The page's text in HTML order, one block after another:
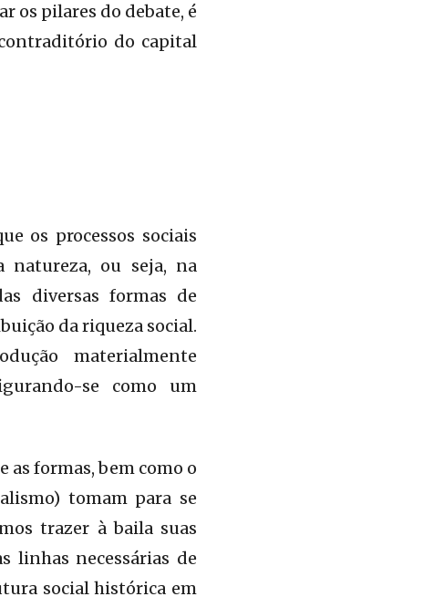
os pilares do debate, é
do capital
os processos sociais
natureza, ou seja, na
diversas formas de
da riqueza social.
materialmente
se como um
as formas, bem como o
tomam para se
trazer à baila suas
linhas necessárias de
social histórica em